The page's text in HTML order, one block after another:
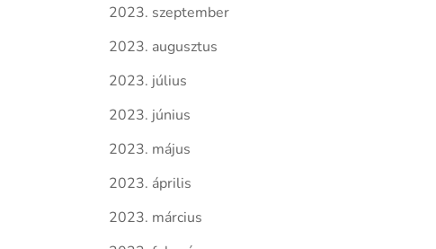
2023. szeptember
2023. augusztus
2023. július
2023. június
2023. május
2023. április
2023. március